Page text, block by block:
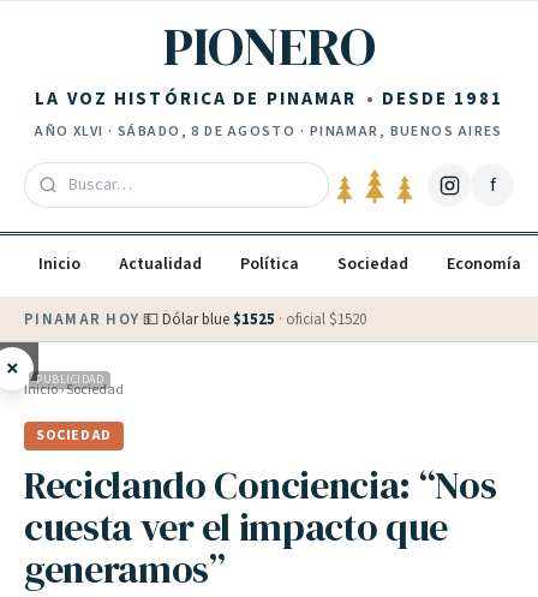
PIONERO
LA VOZ HISTÓRICA DE PINAMAR DESDE 1981
AÑO XLVI · SÁBADO, 8 DE AGOSTO · PINAMAR, BUENOS AIRES
f
Inicio Actualidad Política Sociedad Economía
PINAMAR HOY·💵 Dólar blue $1525 · oficial $1520
× PUBLICIDAD
Inicio›Sociedad
SOCIEDAD
Reciclando Conciencia: “Nos
cuesta ver el impacto que
generamos”